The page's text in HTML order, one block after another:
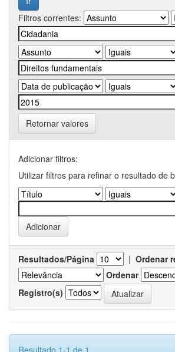
Filtros correntes:
Retornar valores
Adicionar filtros:
Utilizar filtros para refinar o resultado de
Resultados/Página | Ordenar
Ordenar
Registro(s)
Resultado 1-1 de 1.